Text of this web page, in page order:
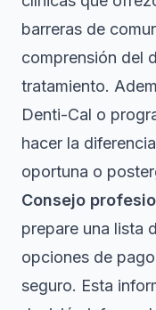
barreras de
comprensión del
tratamiento.
Denti-Cal o
hacer la
oportuna o
Consejo
prepare una lista
opciones de
seguro. Esta